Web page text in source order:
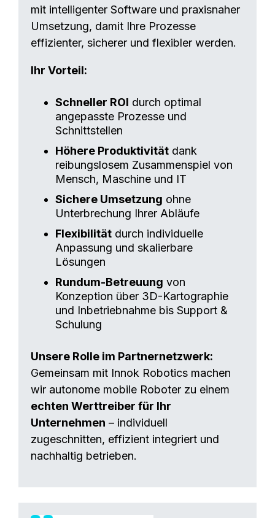
mit intelligenter Software und praxisnaher
Umsetzung, damit Ihre Prozesse
effizienter, sicherer und flexibler werden.
Ihr Vorteil:
Schneller ROI durch optimal
angepasste Prozesse und
Schnittstellen
Höhere Produktivität dank
reibungslosem Zusammenspiel von
Mensch, Maschine und IT
Sichere Umsetzung ohne
Unterbrechung Ihrer Abläufe
Flexibilität durch individuelle
Anpassung und skalierbare
Lösungen
Rundum-Betreuung von
Konzeption über 3D-Kartographie
und Inbetriebnahme bis Support &
Schulung
Unsere Rolle im Partnernetzwerk:
Gemeinsam mit Innok Robotics machen
wir autonome mobile Roboter zu einem
echten Werttreiber für Ihr
Unternehmen – individuell
zugeschnitten, effizient integriert und
nachhaltig betrieben.